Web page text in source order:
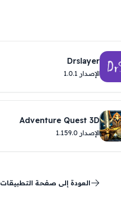
Drslayer
الإصدار 1.0.1
Adventure Quest 3D
الإصدار 1.159.0
العودة إلى صفحة التطبيقات